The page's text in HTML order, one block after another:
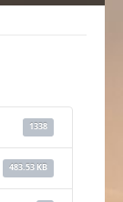
1338
483.53 KB